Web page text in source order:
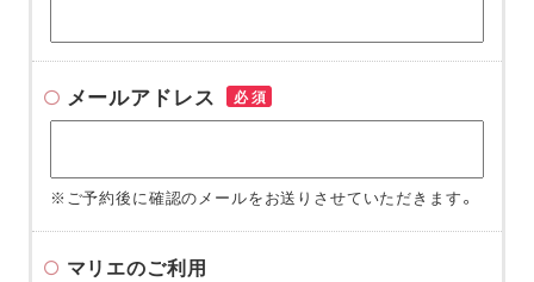
メールアドレス 必須
※ご予約後に確認のメールをお送りさせていただきます。
マリエのご利用